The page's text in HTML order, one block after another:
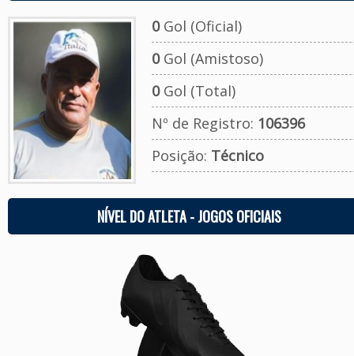
0Gol (Oficial)
0Gol (Amistoso)
0Gol (Total)
Nº de Registro: 106396
Posição: Técnico
NÍVEL DO ATLETA - JOGOS OFICIAIS